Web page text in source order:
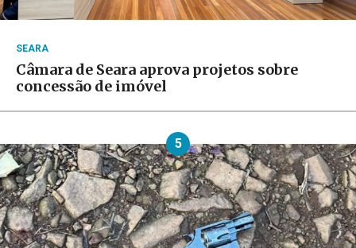
SEARA
Câmara de Seara aprova projetos sobre
concessão de imóvel
5